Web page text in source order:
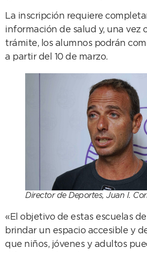
La inscripción requiere
información de salud y, una vez
trámite, los alumnos podrán
a partir del 10 de marzo.
Director de Deportes, Juan I.
«El objetivo de estas escuelas
brindar un espacio accesible y
que niños, jóvenes y adultos